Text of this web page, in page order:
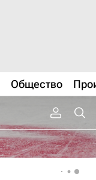
Общество